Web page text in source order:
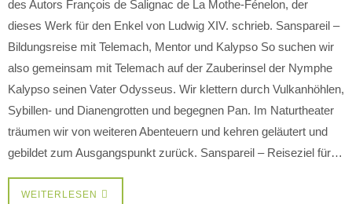
des Autors François de Salignac de La Mothe-Fénelon, der
dieses Werk für den Enkel von Ludwig XIV. schrieb. Sanspareil –
Bildungsreise mit Telemach, Mentor und Kalypso So suchen wir
also gemeinsam mit Telemach auf der Zauberinsel der Nymphe
Kalypso seinen Vater Odysseus. Wir klettern durch Vulkanhöhlen,
Sybillen- und Dianengrotten und begegnen Pan. Im Naturtheater
träumen wir von weiteren Abenteuern und kehren geläutert und
gebildet zum Ausgangspunkt zurück. Sanspareil – Reiseziel für…
WEITERLESEN